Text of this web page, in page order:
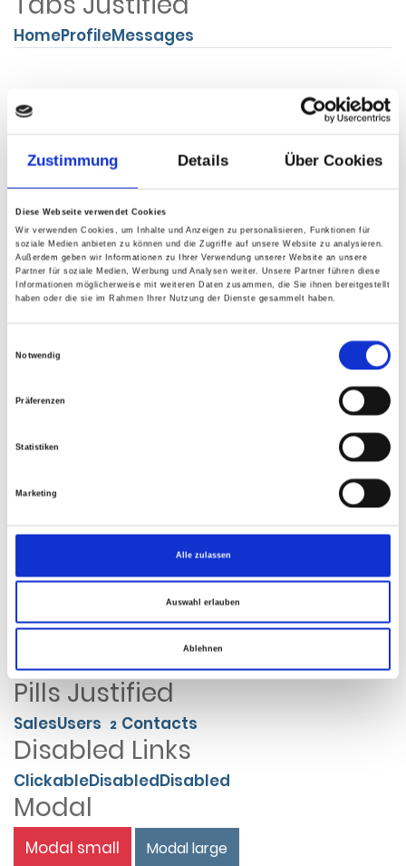
Zustimmung Details Über Cookies
Diese Webseite verwendet Cookies
Wir verwenden Cookies, um Inhalte und Anzeigen zu personalisieren, Funktionen für
soziale Medien anbieten zu können und die Zugriffe auf unsere Website zu analysieren.
Außerdem geben wir Informationen zu Ihrer Verwendung unserer Website an unsere
Partner für soziale Medien, Werbung und Analysen weiter. Unsere Partner führen diese
Informationen möglicherweise mit weiteren Daten zusammen, die Sie ihnen bereitgestellt
haben oder die sie im Rahmen Ihrer Nutzung der Dienste gesammelt haben.
Notwendig
Präferenzen
Statistiken
Marketing
Alle zulassen
Auswahl erlauben
Ablehnen
HomeProfileMessages
Tabs Dropdown
HomeProfileDropdown
«1234
Pager
Older
Pills
Home 12 AboutDropdown
Pills Justified
SalesUsers 2 Contacts
Disabled Links
ClickableDisabledDisabled
Modal
Modal small Modal large